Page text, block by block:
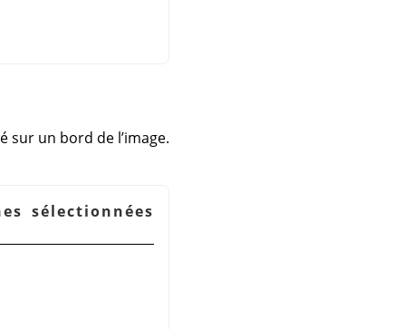
sur un bord de l’image.
sélectionnées